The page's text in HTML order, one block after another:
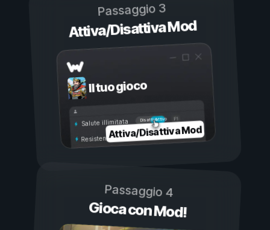
Passaggio 3
Attiva/Disattiva Mod
Il tuo gioco
Attivo
Disattivo
Salute illimitata
Resistenza illimitata
Attiva/Disattiva Mod
Passaggio 4
Gioca con Mod!